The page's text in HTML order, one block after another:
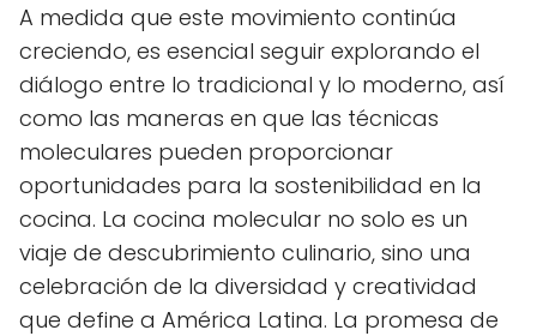
A medida que este movimiento continúa
creciendo, es esencial seguir explorando el
diálogo entre lo tradicional y lo moderno, así
como las maneras en que las técnicas
moleculares pueden proporcionar
oportunidades para la sostenibilidad en la
cocina. La cocina molecular no solo es un
viaje de descubrimiento culinario, sino una
celebración de la diversidad y creatividad
que define a América Latina. La promesa de